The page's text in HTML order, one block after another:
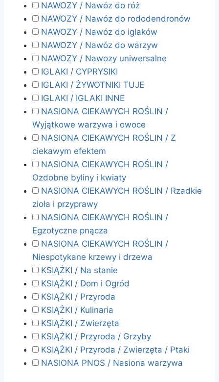
NAWOZY / Nawóz do róż
NAWOZY / Nawóz do rododendronów
NAWOZY / Nawóz do iglaków
NAWOZY / Nawóz do warzyw
NAWOZY / Nawozy uniwersalne
IGLAKI / CYPRYSIKI
IGLAKI / ŻYWOTNIKI TUJE
IGLAKI / IGLAKI INNE
NASIONA CIEKAWYCH ROŚLIN /
Wyjątkowe warzywa i owoce
NASIONA CIEKAWYCH ROŚLIN / Z
ciekawym efektem
NASIONA CIEKAWYCH ROŚLIN /
Ozdobne byliny i kwiaty
NASIONA CIEKAWYCH ROŚLIN / Rzadkie
zioła i przyprawy
NASIONA CIEKAWYCH ROŚLIN /
Egzotyczne pnącza
NASIONA CIEKAWYCH ROŚLIN /
Niespotykane krzewy i drzewa
KSIĄŻKI / Na stanie
KSIĄŻKI / Dom i Ogród
KSIĄŻKI / Przyroda
KSIĄŻKI / Kulinaria
KSIĄŻKI / Zwierzęta
KSIĄŻKI / Przyroda / Grzyby
KSIĄŻKI / Przyroda / Zwierzęta / Ptaki
NASIONA PNOS / Nasiona warzywa